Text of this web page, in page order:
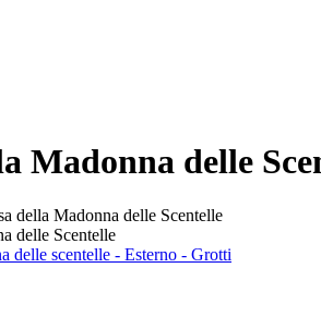
Madonna delle
della Madonna delle Scentelle